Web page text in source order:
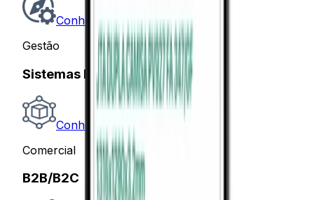
Conhecer
Gestão
Sistemas Especialistas
Conhecer
Comercial
B2B/B2C